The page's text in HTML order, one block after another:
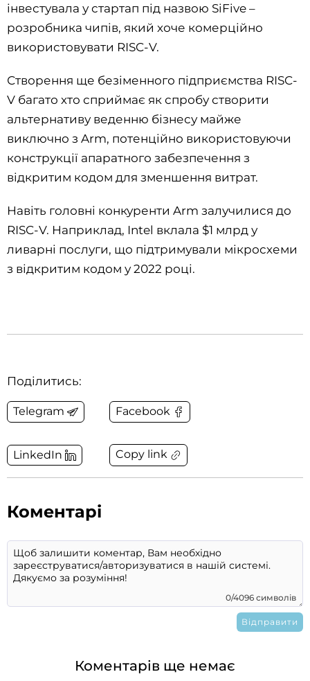
інвестувала у стартап під назвою SiFive –
розробника чипів, який хоче комерційно
використовувати RISC-V.
Створення ще безіменного підприємства RISC-
V багато хто сприймає як спробу створити
альтернативу веденню бізнесу майже
виключно з Arm, потенційно використовуючи
конструкції апаратного забезпечення з
відкритим кодом для зменшення витрат.
Навіть головні конкуренти Arm залучилися до
RISC-V. Наприклад, Intel вклала $1 млрд у
ливарні послуги, що підтримували мікросхеми
з відкритим кодом у 2022 році.
Поділитись:
Telegram Facebook
LinkedIn Copy link
Коментарі
0/4096 символів
Коментарів ще немає